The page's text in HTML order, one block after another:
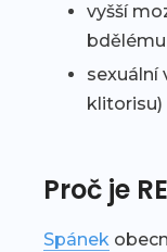
vyšší
sexuální
klitorisu)
Proč je
Spánek